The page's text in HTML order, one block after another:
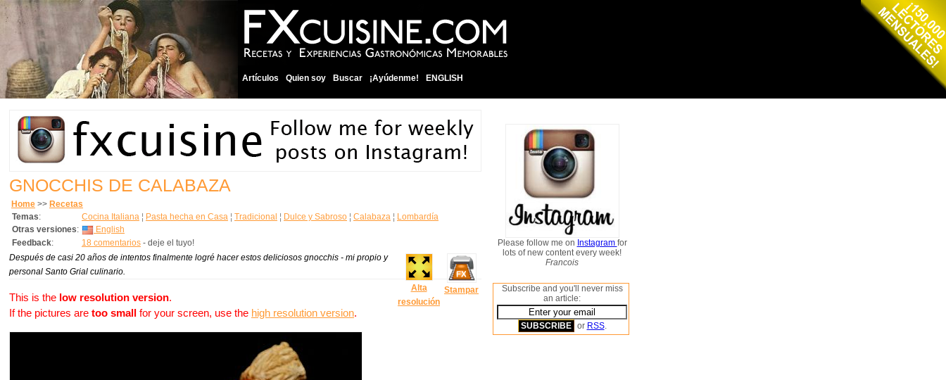
Artículos Quien soy Buscar ¡Ayúdenme! ENGLISH
GNOCCHIS DE CALABAZA
Home >> Recetas
Temas: Cocina Italiana ¦ Pasta hecha en Casa ¦ Tradicional ¦ Dulce y Sabroso ¦ Calabaza ¦ Lombardía
Otras versiones:
English
Feedback: 18 comentarios - deje el tuyo!
Alta
resolución
Stampar
Después de casi 20 años de intentos finalmente logré hacer estos deliciosos gnocchis - mi propio y
personal Santo Grial culinario.
This is the low resolution version.
If the pictures are too small for your screen, use the high resolution version.
Please follow me on Instagram for
lots of new content every week!
Francois
Subscribe and you'll never miss
an article:
or RSS.